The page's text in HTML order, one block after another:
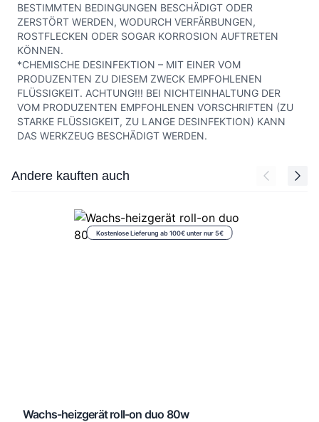
BESTIMMTEN BEDINGUNGEN BESCHÄDIGT ODER
ZERSTÖRT WERDEN, WODURCH VERFÄRBUNGEN,
ROSTFLECKEN ODER SOGAR KORROSION AUFTRETEN
KÖNNEN.
*CHEMISCHE DESINFEKTION – MIT EINER VOM
PRODUZENTEN ZU DIESEM ZWECK EMPFOHLENEN
FLÜSSIGKEIT. ACHTUNG!!! BEI NICHTEINHALTUNG DER
VOM PRODUZENTEN EMPFOHLENEN VORSCHRIFTEN (ZU
STARKE FLÜSSIGKEIT, ZU LANGE DESINFEKTION) KANN
DAS WERKZEUG BESCHÄDIGT WERDEN.
Press to skip carousel
Andere kauften auch
Kostenlose Lieferung ab 100€ unter nur 5€
Wachs-heizgerät roll-on duo 80w